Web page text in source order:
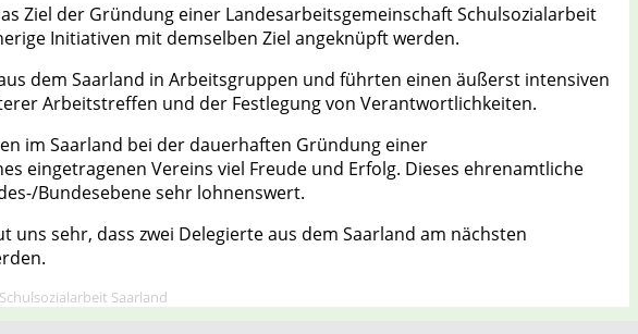
Ziel der Gründung einer Landesarbeitsgemeinschaft Schulsozialarbeit
Initiativen mit demselben Ziel angeknüpft werden.
dem Saarland in Arbeitsgruppen und führten einen äußerst intensiven
Arbeitstreffen und der Festlegung von Verantwortlichkeiten.
im Saarland bei der dauerhaften Gründung einer
eingetragenen Vereins viel Freude und Erfolg. Dieses ehrenamtliche
Bundesebene sehr lohnenswert.
sehr, dass zwei Delegierte aus dem Saarland am nächsten
Saarland